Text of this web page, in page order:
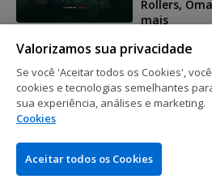
Rollers,
mais
BSOP
Victor
Summer
3 min. de leitura
Valorizamos sua privacidade
Se você 'Aceitar todos os Cookies',
cookies e tecnologias semelhantes
sua experiência, análises e marketing.
Cookies
Aceitar todos os Cookies